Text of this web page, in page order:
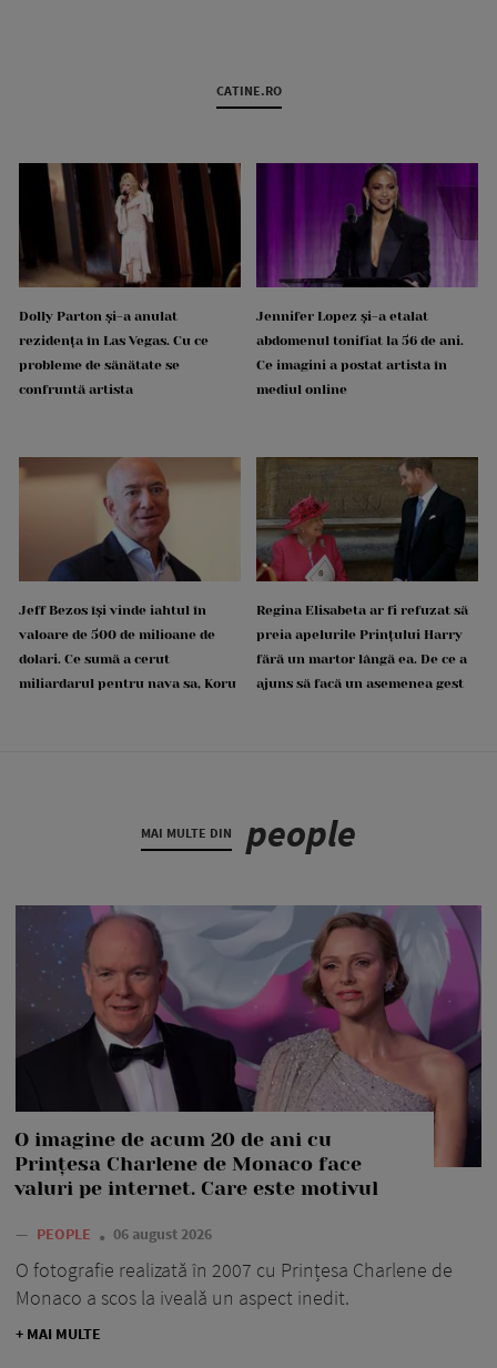
CATINE.RO
Dolly Parton și-a anulat
rezidența în Las Vegas. Cu ce
probleme de sănătate se
confruntă artista
Jennifer Lopez și-a etalat
abdomenul tonifiat la 56 de ani.
Ce imagini a postat artista în
mediul online
Jeff Bezos își vinde iahtul în
valoare de 500 de milioane de
dolari. Ce sumă a cerut
miliardarul pentru nava sa, Koru
Regina Elisabeta ar fi refuzat să
preia apelurile Prințului Harry
fără un martor lângă ea. De ce a
ajuns să facă un asemenea gest
MAI MULTE DIN people
O imagine de acum 20 de ani cu
Prințesa Charlene de Monaco face
valuri pe internet. Care este motivul
— PEOPLE 06 august 2026
O fotografie realizată în 2007 cu Prințesa Charlene de
Monaco a scos la iveală un aspect inedit.
+ MAI MULTE